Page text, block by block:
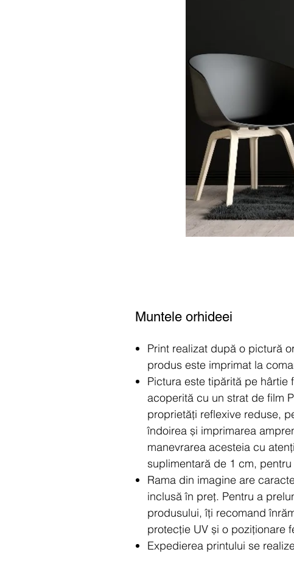
Muntele orhideei
Print realizat după o pictură
produs este imprimat la
Pictura este tipărită pe
acoperită cu un strat de film
proprietăți reflexive reduse,
îndoirea și imprimarea
manevrarea acesteia cu
suplimentară de 1 cm,
Rama din imagine are
inclusă în preț. Pentru a
produsului, îți recomand
protecție UV și o poziționare
Expedierea printului se